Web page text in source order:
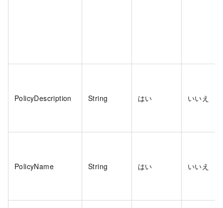
PolicyDescription String はい いいえ
PolicyName String はい いいえ